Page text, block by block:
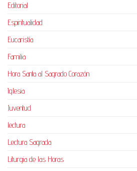
Editorial
Espiritualidad
Eucaristía
Familia
Hora Santa al Sagrado Corazón
Iglesia
Juventud
lectura
Lectura Sagrada
Liturgia de las Horas